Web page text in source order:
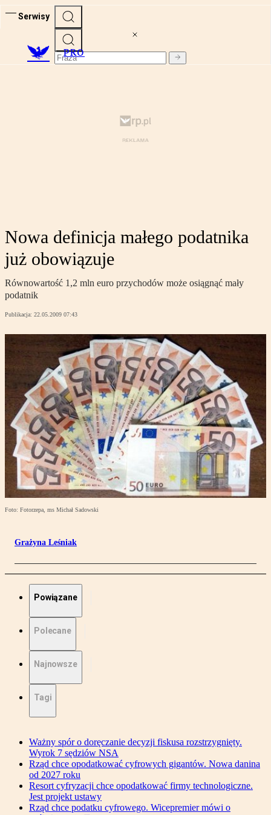
Serwisy
PRO
Nowa definicja małego podatnika
już obowiązuje
Równowartość 1,2 mln euro przychodów może osiągnąć mały
podatnik
Publikacja: 22.05.2009 07:43
Foto: Fotorzepa, ms Michał Sadowski
Grażyna Leśniak
Powiązane
Polecane
Najnowsze
Tagi
Ważny spór o doręczanie decyzji fiskusa rozstrzygnięty.
Wyrok 7 sędziów NSA
Rząd chce opodatkować cyfrowych gigantów. Nowa danina
od 2027 roku
Resort cyfryzacji chce opodatkować firmy technologiczne.
Jest projekt ustawy
Rząd chce podatku cyfrowego. Wicepremier mówi o